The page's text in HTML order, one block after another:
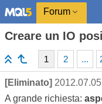
Forum
Creare un IO
1 2 ...
[Eliminato]
A grande richiesta: